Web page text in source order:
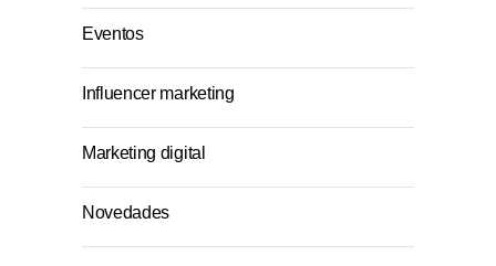
Eventos
Influencer marketing
Marketing digital
Novedades